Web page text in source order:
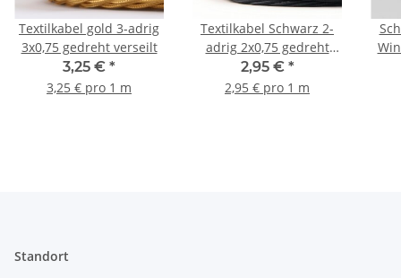
Textilkabel gold 3-adrig
3x0,75 gedreht verseilt
3,25 € *
3,25 € pro 1 m
Textilkabel Schwarz 2-
adrig 2x0,75 gedreht
verseilt
2,95 € *
2,95 € pro 1 m
Standort